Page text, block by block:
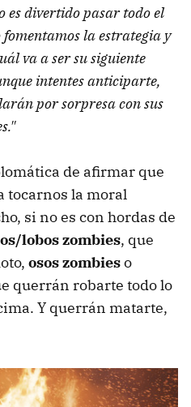
es divertido pasar todo el
la estrategia y
va a ser su siguiente
intentes anticiparte,
por sorpresa con sus
de afirmar que
tocarnos la moral
si no es con hordas de
lobos zombies, que
osos zombieso
querrán robarte todo lo
Y querrán matarte,